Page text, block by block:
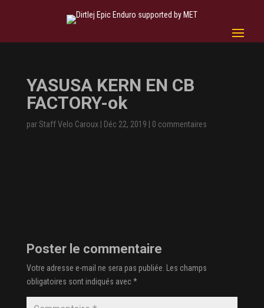
YASUSA KERN EN CB
FACTORY-ok
parStaff Velo Caroux| Déc 22, 2019 0 commentaires
Poster le commentaire
Votre adresse e-mail ne sera pas publiée.
Les champs
obligatoires sont indiqués avec*